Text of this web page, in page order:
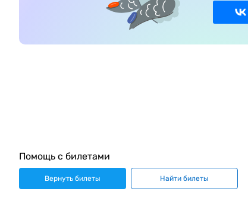
Помощь с билетами
Вернуть билеты Найти билеты